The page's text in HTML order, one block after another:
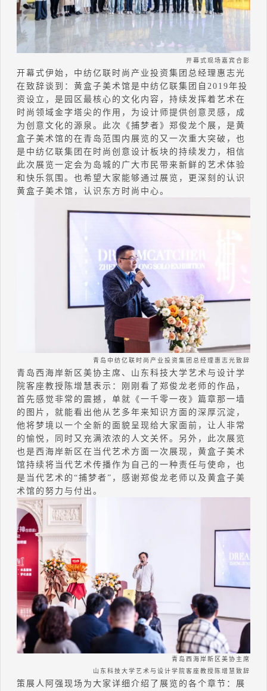
开幕式现场嘉宾合影
开幕式伊始，中纺亿联时尚产业投资集团总经理惠志光
在致辞谈到： 黄盒子美术馆是中纺亿联集团自 2019年投
资设立，是园区最核心的文化内容，持续发挥着艺术在
时尚领域金字塔尖的作用，为设计师提供创意灵感，成
为创意文化的源泉。此次《捕梦者》郑俊龙个展，是黄
盒子美术馆的在青岛范围内展览的又一次重大突破，也
是中纺亿联集团在时尚创意设计板块的持续发力，相信
此次展览一定会为岛城的广大市民带来新鲜的艺术体验
和快乐氛围。也希望大家能够通过展览，更深刻的认识
黄盒子美术馆，认识东方时尚中心。
青岛中纺亿联时尚产业投资集团总经理惠志光致辞
青岛西海岸新区美协主席、山东科技大学艺术与设计学
院客座教授陈增慧表示：刚刚看了郑俊龙老师的作品，
首先感觉非常的震撼，单就《一千零一夜》篇章那一墙
的图片，就能看出他从艺多年来知识方面的深厚沉淀，
他将梦境以一个全新的面貌呈现给大家面前，让人非常
的愉悦，同时又充满浓浓的人文关怀。另外，此次展览
也是西海岸新区在当代艺术方面一次展现，黄盒子美术
馆持续将当代艺术传播作为自己的一种责任与使命，也
是当代艺术的“捕梦者”，感谢郑俊龙老师以及黄盒子美
术馆的努力与付出。
青岛西海岸新区美协主席
山东科技大学艺术与设计学院客座教授陈增慧致辞
策展人阿强现场为大家详细介绍了展览的各个章节：展